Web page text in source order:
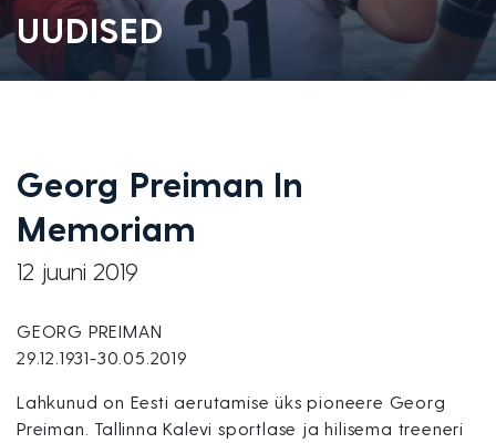
UUDISED
Georg Preiman In
Memoriam
12 juuni 2019
GEORG PREIMAN
29.12.1931-30.05.2019
Lahkunud on Eesti aerutamise üks pioneere Georg
Preiman. Tallinna Kalevi sportlase ja hilisema treeneri